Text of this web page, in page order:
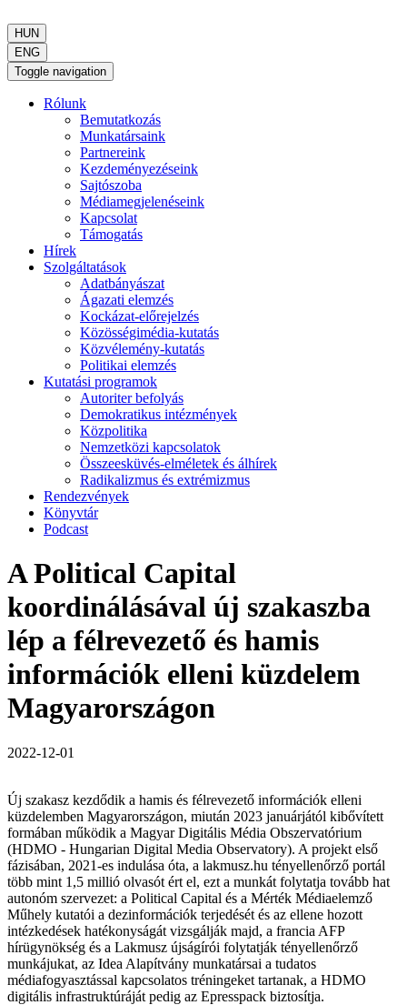
HUN
ENG
Toggle navigation
Rólunk
Bemutatkozás
Munkatársaink
Partnereink
Kezdeményezéseink
Sajtószoba
Médiamegjelenéseink
Kapcsolat
Támogatás
Hírek
Szolgáltatások
Adatbányászat
Ágazati elemzés
Kockázat-előrejelzés
Közösségimédia-kutatás
Közvélemény-kutatás
Politikai elemzés
Kutatási programok
Autoriter befolyás
Demokratikus intézmények
Közpolitika
Nemzetközi kapcsolatok
Összeesküvés-elméletek és álhírek
Radikalizmus és extrémizmus
Rendezvények
Könyvtár
Podcast
A Political Capital
koordinálásával új szakaszba
lép a félrevezető és hamis
információk elleni küzdelem
Magyarországon
2022-12-01
Új szakasz kezdődik a hamis és félrevezető információk elleni
küzdelemben Magyarországon, miután 2023 januárjától kibővített
formában működik a Magyar Digitális Média Obszervatórium
(HDMO - Hungarian Digital Media Observatory). A projekt első
fázisában, 2021-es indulása óta, a lakmusz.hu tényellenőrző portál
több mint 1,5 millió olvasót ért el, ezt a munkát folytatja tovább hat
autonóm szervezet: a Political Capital és a Mérték Médiaelemző
Műhely kutatói a dezinformációk terjedését és az ellene hozott
intézkedések hatékonyságát vizsgálják majd, a francia AFP
hírügynökség és a Lakmusz újságírói folytatják tényellenőrző
munkájukat, az Idea Alapítvány munkatársai a tudatos
médiafogyasztással kapcsolatos tréningeket tartanak, a HDMO
digitális infrastruktúráját pedig az Epresspack biztosítja.